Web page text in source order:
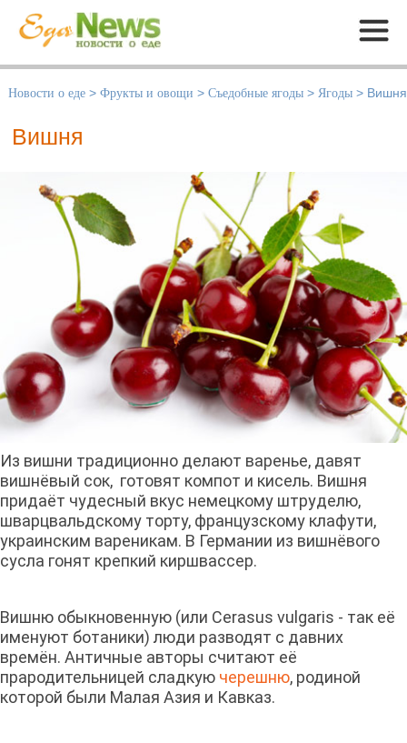
Меню
Новости о еде > Фрукты и овощи > Съедобные ягоды > Ягоды > Вишня
Вишня
Из вишни традиционно делают варенье, давят
вишнёвый сок, готовят компот и кисель. Вишня
придаёт чудесный вкус немецкому штруделю,
шварцвальдскому торту, французскому клафути,
украинским вареникам. В Германии из вишнёвого
сусла гонят крепкий киршвассер.
Вишню обыкновенную (или Cerasus vulgaris - так её
именуют ботаники) люди разводят с давних
времён. Античные авторы считают её
прародительницей сладкую черешню, родиной
которой были Малая Азия и Кавказ.